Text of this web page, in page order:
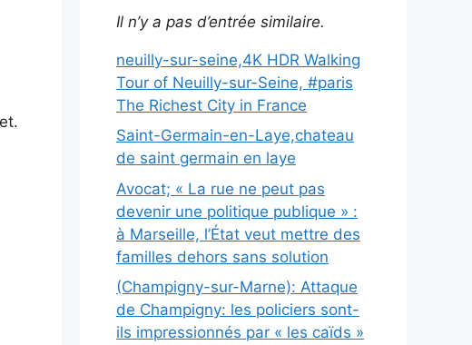
Il n’y a pas d’entrée similaire.
neuilly-sur-seine,4K HDR Walking
Tour of Neuilly-sur-Seine, #paris
The Richest City in France
Saint-Germain-en-Laye,chateau
de saint germain en laye
Avocat; « La rue ne peut pas
devenir une politique publique » :
à Marseille, l’État veut mettre des
familles dehors sans solution
(Champigny-sur-Marne): Attaque
de Champigny: les policiers sont-
ils impressionnés par « les caïds »